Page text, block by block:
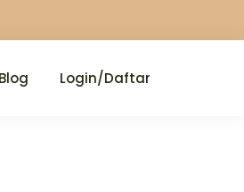
terbaik
Blog Login/Daftar